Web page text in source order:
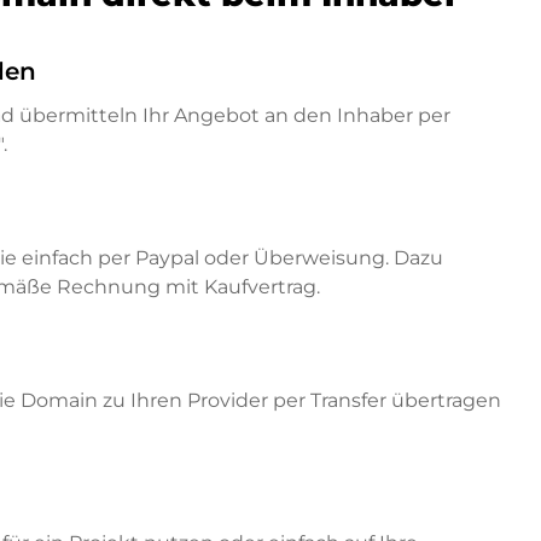
übermitteln Ihr Angebot an den Inhaber per
einfach per Paypal oder Überweisung. Dazu
Rechnung mit Kaufvertrag.
Domain zu Ihren Provider per Transfer übertragen